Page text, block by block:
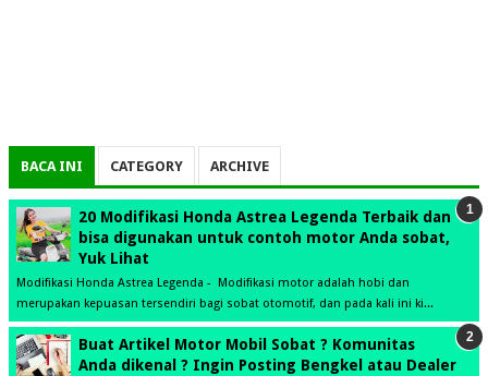
BACA INI CATEGORY ARCHIVE
20 Modifikasi Honda Astrea Legenda Terbaik dan
bisa digunakan untuk contoh motor Anda sobat,
Yuk Lihat
Modifikasi Honda Astrea Legenda - Modifikasi motor adalah hobi dan
merupakan kepuasan tersendiri bagi sobat otomotif, dan pada kali ini ki...
Buat Artikel Motor Mobil Sobat ? Komunitas
Anda dikenal ? Ingin Posting Bengkel atau Dealer